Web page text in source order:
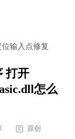
输入点修复
打开
怎么
原创